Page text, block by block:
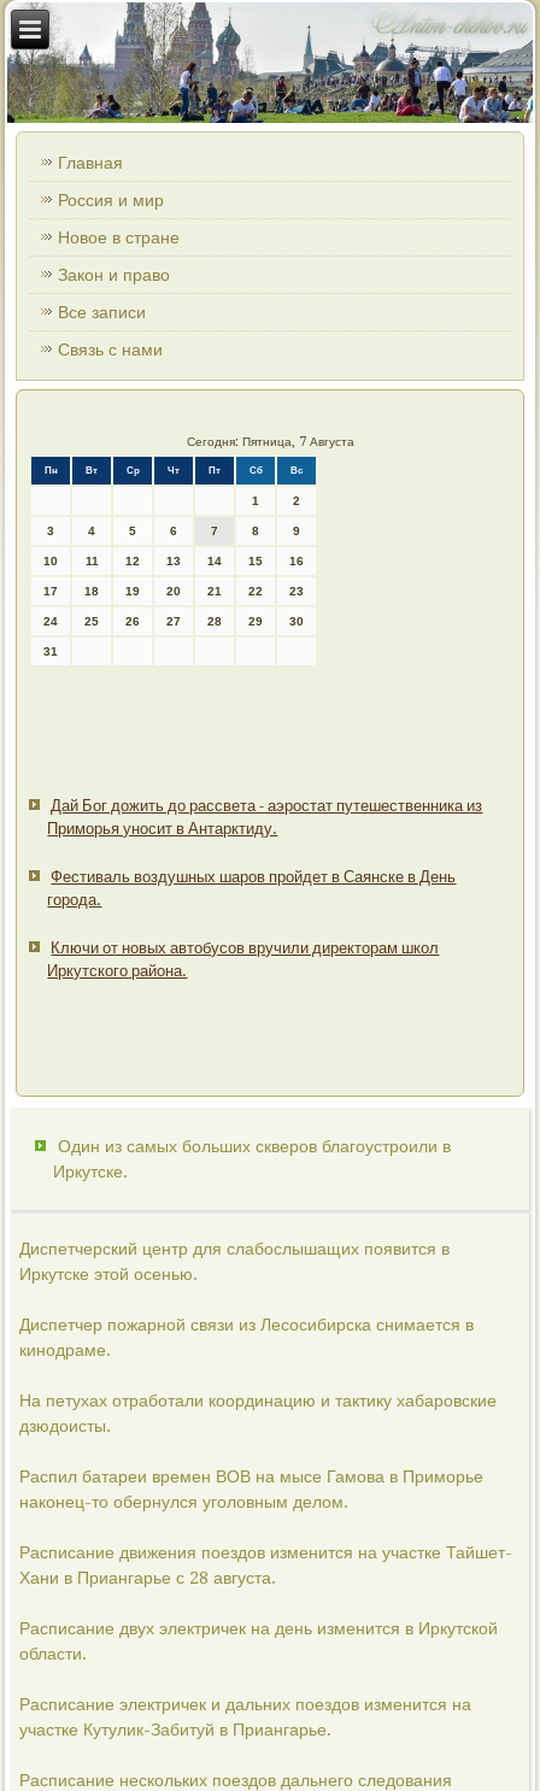
Главная
Россия и мир
Новое в стране
Закон и право
Все записи
Связь с нами
Сегодня: Пятница, 7 Августа
Пн Вт Ср Чт Пт Сб Вс
1 2
3 4 5 6 7 8 9
10 11 12 13 14 15 16
17 18 19 20 21 22 23
24 25 26 27 28 29 30
31
Дай Бог дожить до рассвета - аэростат путешественника из
Приморья уносит в Антарктиду.
Фестиваль воздушных шаров пройдет в Саянске в День
города.
Ключи от новых автобусов вручили директорам школ
Иркутского района.
Один из самых больших скверов благоустроили в
Иркутске.
Диспетчерский центр для слабослышащих появится в
Иркутске этой осенью.
Диспетчер пожарной связи из Лесосибирска снимается в
кинодраме.
На петухах отработали координацию и тактику хабаровские
дзюдоисты.
Распил батареи времен ВОВ на мысе Гамова в Приморье
наконец-то обернулся уголовным делом.
Расписание движения поездов изменится на участке Тайшет-
Хани в Приангарье с 28 августа.
Расписание двух электричек на день изменится в Иркутской
области.
Расписание электричек и дальних поездов изменится на
участке Кутулик-Забитуй в Приангарье.
Расписание нескольких поездов дальнего следования